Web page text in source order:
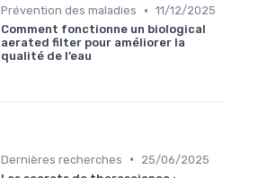
Prévention des maladies • 11/12/2025
Comment fonctionne un biological
aerated filter pour améliorer la
qualité de l’eau
Dernières recherches •
25/06/2025